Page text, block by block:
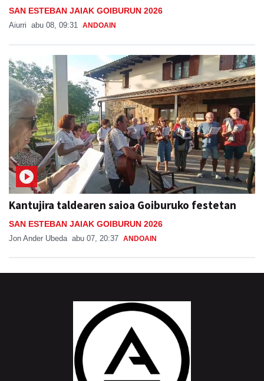
SAN ESTEBAN JAIAK GOIBURUN 2026
Aiurri abu 08, 09:31 ANDOAIN
Kantujira taldearen saioa Goiburuko festetan
SAN ESTEBAN JAIAK GOIBURUN 2026
Jon Ander Ubeda abu 07, 20:37 ANDOAIN